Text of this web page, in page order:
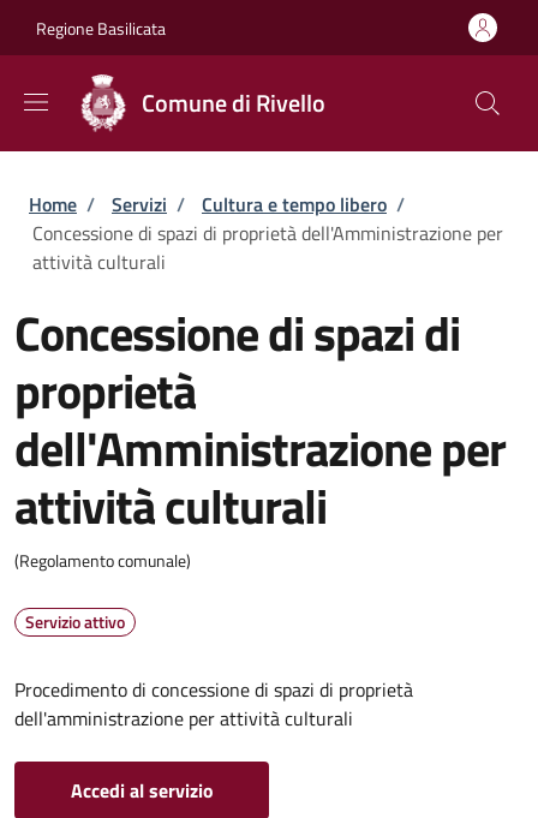
Regione Basilicata
Comune di Rivello
Briciole di pane
Home / Servizi / Cultura e tempo libero /
Concessione di spazi di proprietà dell'Amministrazione per
attività culturali
Concessione di spazi di
proprietà
dell'Amministrazione per
attività culturali
(Regolamento comunale)
Servizio attivo
Procedimento di concessione di spazi di proprietà
dell'amministrazione per attività culturali
Accedi al servizio